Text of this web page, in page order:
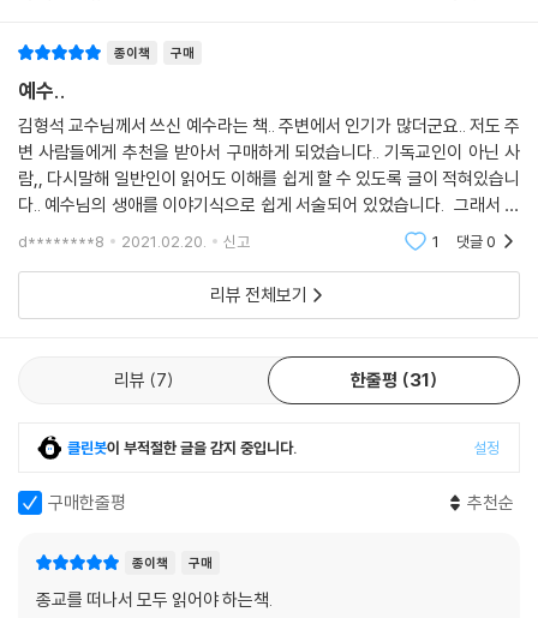
구보다도 비참한 죽음을 당했다고 기록하고 있다. 그 사실은 알 수 없으나
을 것이다. 유월절을 앞두고 시신을 저주스럽게 그대로 방치해 둘 수는 없
었을 것이다.
대제사장은 몇 사람과 상의한 끝에 성소에 버려진 은 삼십 개를 모아 토기
장이의 밭을 사서 나그네의 묘지로 삼았다고 성경은 알려 주고 있다. 핏값
에 해당하는 돈을 헌금 궤에 넣을 수도 없거니와 누구도 그 돈을 가지려고
는 생각지 않았을 것이다. 피 밭의 유래가 되었다는 기록이다. 마태는 이 사
실을 스가랴의 묵시적인 예언과 일치된 것이라고 부언해 말하고 있다. 어
둡고 비참한 역사의 기록이다.
다가 자신의 잘못을 깨닫고 십자가에 달려 있는 스승 예수를 찾아가, “주
님, 제가 어쩌다가 이렇게 용서받을 수 없는 죄악을 범한 것입니까?”라며
유다는 그 길을 택하지 않았다. “내 일은 내가 책임 져야지!”라는 폐쇄된
래했다. 베드로에게는 뉘우침의 눈물이 있었지만, 유다에게는 눈을 감을
--- p.246~247
「마가복음」과 「마태복음」에 의하면, 예수는 십자가에 달리고 긴 시간이 지
난 뒤, 많은 사람들이 들을 수 있을 정도의 목소리로 “엘로이 엘로이 라마
사박다니!”라고 외쳤다. 몇 사람이 그 말을 듣고, “보라, 엘리야를 부르고
있다. 과연 엘리아가 와서 저를 구해 줄 수 있을까”라면서 의아심을 품었다
고 전해 준다.
그러나 예수가 외친 이 말은 「시편」 22편 첫머리에 나오는 것이다. ‘나의 하
느님, 나의 하느님, 어찌하여 나를 버리셨나이까…….’라는 뜻이다. -중략-
왜 예수는 「시편」 22편의 첫머리를 외쳐 불렀을까. 전반 부분이 예수가 당
하는 고통을 묘사해 주었기 때문이다. 심지어는 예수의 옷을 제비뽑아 나
도 모태 때부터 나를 경륜해 주신 하느님에 대한 충성과 믿음에는 변함이
있을 수 없다는 뼈저린 신앙 고백이 들어가 있다. 끝 부분에는 온 무리들 가
고 있다. 예수는 이 찬양의 첫 부분을 죽음을 앞에 둔 고통 속에서 불렀던
것이다. 뜻이 있는 사람들은 깨달았을 것이며, 믿음이 있는 사람은 뉘우칠
수 있기 위해서, 그리고 자신의 신념을 다짐하는 뜻에서도.
그러나 한편, 이 고백은 모든 사태를 지켜보면서 남긴 인간과 역사에 관한
지극한 사랑의 발로일 수도 있을 것이다. 나는 어렸을 때, 큰아들이 간질병
종이책 구매
예수..
김형석 교수님께서 쓰신 예수라는 책.. 주변에서 인기가 많더군요.. 저도 주
변 사람들에게 추천을 받아서 구매하게 되었습니다.. 기독교인이 아닌 사
람,, 다시말해 일반인이 읽어도 이해를 쉽게 할 수 있도록 글이 적혀있습니
다.. 예수님의 생애를 이야기식으로 쉽게 서술되어 있었습니다. 그래서 저
또한 주변에 있는 사람들에게 이 책을 선물해보려고 합니다.
d********8 2021.02.20. 신고 1 댓글0
리뷰 전체보기
리뷰 7 한줄평 31
클린봇이 부적절한 글을 감지 중입니다. 설정
구매한줄평 추천순
종이책 구매
종교를 떠나서 모두 읽어야 하는책.